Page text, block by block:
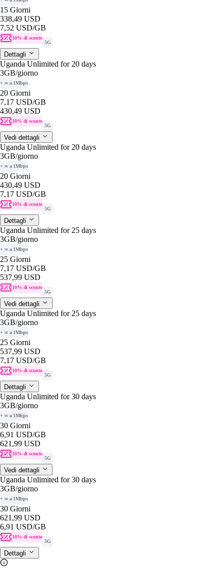
15 Giorni
338,49 USD
7,52 USD/GB
10% di sconto
5G
Dettagli
Uganda Unlimited for 20 days
3GB/giorno
+ ∞ a 1Mbps
20 Giorni
7,17 USD/GB
430,49 USD
10% di sconto
5G
Vedi dettagli
Uganda Unlimited for 20 days
3GB/giorno
+ ∞ a 1Mbps
20 Giorni
430,49 USD
7,17 USD/GB
10% di sconto
5G
Dettagli
Uganda Unlimited for 25 days
3GB/giorno
+ ∞ a 1Mbps
25 Giorni
7,17 USD/GB
537,99 USD
10% di sconto
5G
Vedi dettagli
Uganda Unlimited for 25 days
3GB/giorno
+ ∞ a 1Mbps
25 Giorni
537,99 USD
7,17 USD/GB
10% di sconto
5G
Dettagli
Uganda Unlimited for 30 days
3GB/giorno
+ ∞ a 1Mbps
30 Giorni
6,91 USD/GB
621,99 USD
10% di sconto
5G
Vedi dettagli
Uganda Unlimited for 30 days
3GB/giorno
+ ∞ a 1Mbps
30 Giorni
621,99 USD
6,91 USD/GB
10% di sconto
5G
Dettagli